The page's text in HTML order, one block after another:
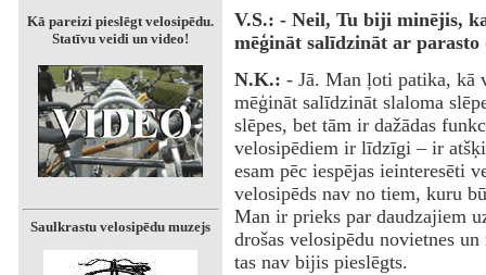
Kā pareizi pieslēgt velosipēdu.
Statīvu veidi un video!
Saulkrastu velosipēdu muzejs
V.S.: - Neil, Tu biji minējis,
mēģināt salīdzināt ar
N.K.: - Jā. Man ļoti patika, kā
mēģināt salīdzināt slaloma
slēpes, bet tām ir dažādas
velosipēdiem ir līdzīgi – ir
esam pēc iespējas ieinteresēti
velosipēds nav no tiem, kuru
Man ir prieks par daudzajiem
drošas velosipēdu novietnes
tas nav bijis pieslēgts.